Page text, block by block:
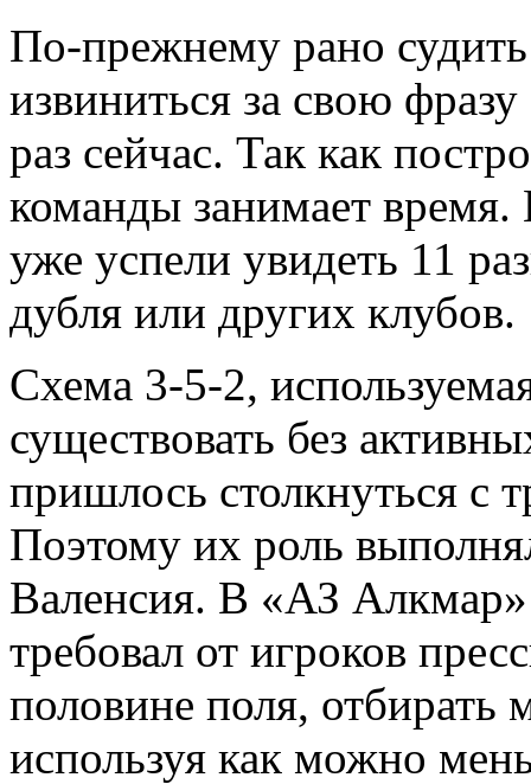
По-прежнему рано
извиниться за свою
раз сейчас. Так как
команды занимает
уже успели увидеть 11
дубля или других клубов.
Схема 3-5-2,
существовать без
пришлось столкнуться с
Поэтому их роль
Валенсия. В «АЗ Алкмар»
требовал от игроков
половине поля, отбирать
используя как можно